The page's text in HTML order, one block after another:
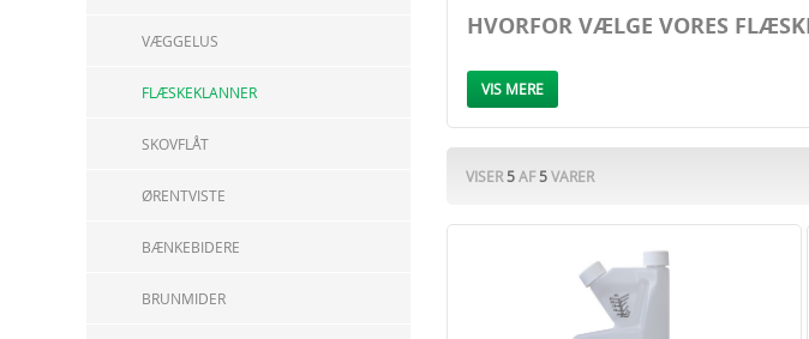
VÆGGELUS
FLÆSKEKLANNER
SKOVFLÅT
ØRENTVISTE
BÆNKEBIDERE
BRUNMIDER
HVORFOR VÆLGE VORES
Forebyggende løsninger mod nye angreb
Sikker anvendelse i hjemmet
Hold dit hjem og dine fødevarer fri for
VIS MERE
VISER5AF5VARER